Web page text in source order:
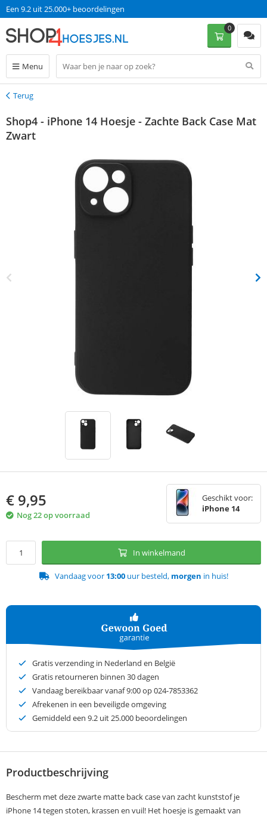
Een 9.2 uit 25.000+ beoordelingen
Menu
0
Terug
Terug
Shop4 - iPhone 14 Hoesje - Zachte Back Case Mat
Zwart
€ 9,95
Nog 22 op voorraad
Geschikt voor:
iPhone 14
In winkelmand
Vandaag voor 13:00uur besteld, morgen in huis!
Gratis verzending in Nederland en België
Gratis retourneren binnen 30 dagen
Vandaag bereikbaar vanaf 9:00 op 024-7853362
Afrekenen in een beveiligde omgeving
Gemiddeld een 9.2 uit 25.000 beoordelingen
Productbeschrijving
Bescherm met deze zwarte matte back case van zacht kunststof je
iPhone 14 tegen stoten, krassen en vuil! Het hoesje is gemaakt van